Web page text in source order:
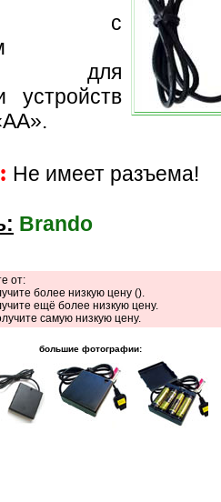
с
для
устройств
Не имеет разъема!
Brando
от:
более низкую цену ().
ещё более низкую цену.
самую низкую цену.
большие фотографии: